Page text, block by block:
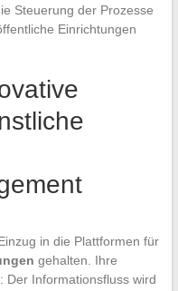
Steuerung der Prozesse
Einrichtungen
in die Plattformen für
gehalten. Ihre
Der Informationsfluss wird